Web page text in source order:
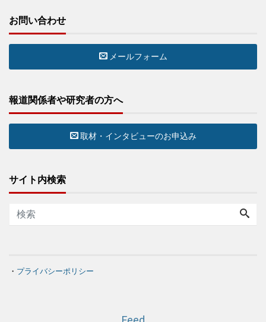
お問い合わせ
メールフォーム
報道関係者や研究者の方へ
取材・インタビューのお申込み
サイト内検索
・ プライバシーポリシー